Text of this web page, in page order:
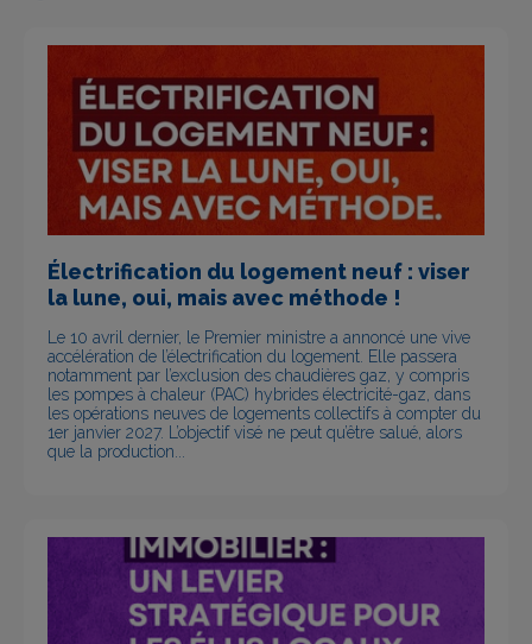
Électrification du logement neuf : viser
la lune, oui, mais avec méthode !
Le 10 avril dernier, le Premier ministre a annoncé une vive
accélération de l’électrification du logement. Elle passera
notamment par l’exclusion des chaudières gaz, y compris
les pompes à chaleur (PAC) hybrides électricité-gaz, dans
les opérations neuves de logements collectifs à compter du
1er janvier 2027. L’objectif visé ne peut qu’être salué, alors
que la production...